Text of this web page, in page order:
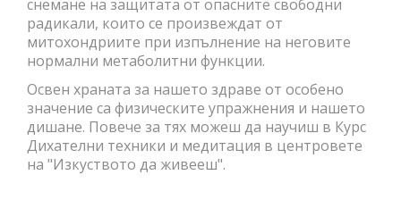
снемане на защитата от опасните свободни
радикали, които се произвеждат от
митохондриите при изпълнение на неговите
нормални метаболитни функции.
Освен храната за нашето здраве от особено
значение са физическите упражнения и нашето
дишане. Повече за тях можеш да научиш в Курс
Дихателни техники и медитация в центровете
на "Изкуството да живееш".